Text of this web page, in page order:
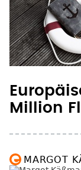
Million
MARGOT